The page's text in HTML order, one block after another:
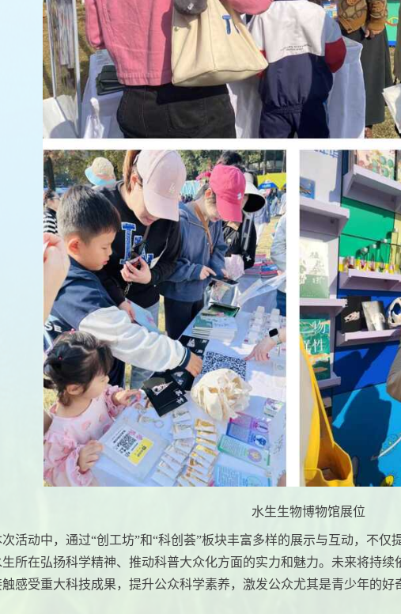
水生生物博物馆展位
次活动中，通过“创工坊”和“科创荟”板块丰富多样的展示与互动，不
所在弘扬科学精神、推动科普大众化方面的实力和魅力。未来将持
感受重大科技成果，提升公众科学素养，激发公众尤其是青少年的好